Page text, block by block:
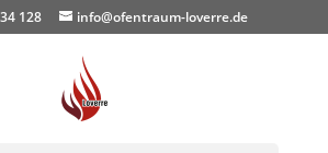
128 info@ofentraum-loverre.de